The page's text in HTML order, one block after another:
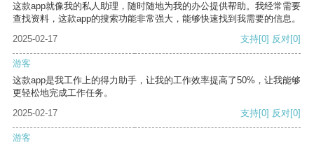
这款app就像我的私人助理，随时随地为我的办公提供帮助。我经常需要
查找资料，这款app的搜索功能非常强大，能够快速找到我需要的信息。
2025-02-17
支持[0] 反对[0]
游客
这款app是我工作上的得力助手，让我的工作效率提高了50%，让我能够
更轻松地完成工作任务。
2025-02-17
支持[0] 反对[0]
游客